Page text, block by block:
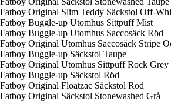
Fatboy Original Slim Teddy Säckstol Off-
Fatboy Buggle-up Utomhus Sittpuff Mist
Fatboy Buggle-up Utomhus Saccosäck Röd
Fatboy Original Utomhus Saccosäck Stripe
Fatboy Buggle-up Säckstol Taupe
Fatboy Original Utomhus Sittpuff Rock Grey
Fatboy Buggle-up Säckstol Röd
Fatboy Original Floatzac Säckstol Röd
Fatboy Original Säckstol Stonewashed Grå